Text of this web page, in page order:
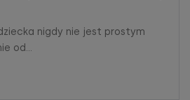
nigdy nie jest prostym
od...